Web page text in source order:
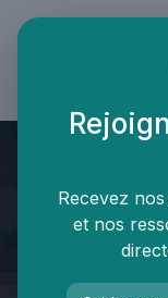
Recevez
et nos
Panneau de